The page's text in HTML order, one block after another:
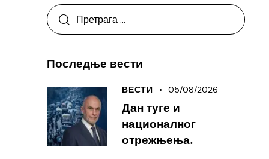
Последње вести
ВЕСТИ 05/08/2026
Дан туге и
националног
отрежњења.